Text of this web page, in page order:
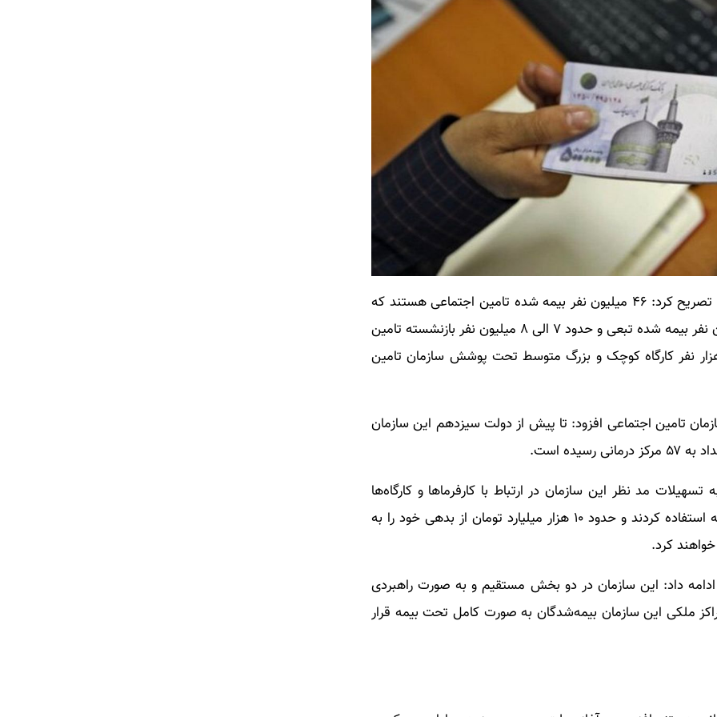
وی با اشاره به آمار بیمه‌شدگان سازمان تامین اجتماعی تصریح کرد: ۴۶ میلیون نفر بیمه شده تامین اجتماعی هستند که
از این تعداد ۱۶ میلیون نفر بیمه شده اصلی، ۲۳ میلیون نفر بیمه شده تبعی و حدود ۷ الی ۸ میلیون نفر بازنشسته تامین
هستند. همچنین بالغ بر یک میلیون و ۳۰۰ هزار نفر کارگاه کوچک و بزرگ متوسط تحت پوشش سازمان تامین
تامین اجتماعی افزود: تا پیش از دولت سیزدهم این سازمان
مد نظر این سازمان در ارتباط با کارفرماها و کارگاه‌ها
تصریح کرد: در سال جاری ۲۶ هزار کارگاه از فرصت بیمه استفاده کردند و حدود ۱۰ هزار میلیارد تومان از بدهی خود را به
کرد.
داد: این سازمان در دو بخش مستقیم و به صورت راهبردی
ملکی این سازمان بیمه‌شدگان به صورت کامل تحت بیمه قرار